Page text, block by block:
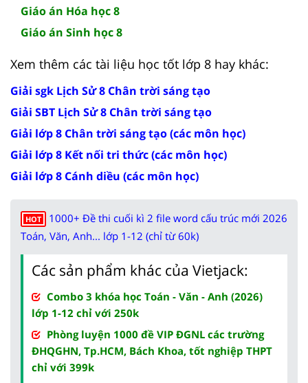
Giáo án Hóa học 8
Giáo án Sinh học 8
Xem thêm các tài liệu học tốt lớp 8 hay khác:
Giải sgk Lịch Sử 8 Chân trời sáng tạo
Giải SBT Lịch Sử 8 Chân trời sáng tạo
Giải lớp 8 Chân trời sáng tạo (các môn học)
Giải lớp 8 Kết nối tri thức (các môn học)
Giải lớp 8 Cánh diều (các môn học)
HOT
1000+ Đề thi cuối kì 2 file word cấu trúc mới 2026
Toán, Văn, Anh... lớp 1-12 (chỉ từ 60k)
Các sản phẩm khác của Vietjack:
Combo 3 khóa học Toán - Văn - Anh (2026)
lớp 1-12 chỉ với 250k
Phòng luyện 1000 đề VIP ĐGNL các trường
ĐHQGHN, Tp.HCM, Bách Khoa, tốt nghiệp THPT
chỉ với 399k